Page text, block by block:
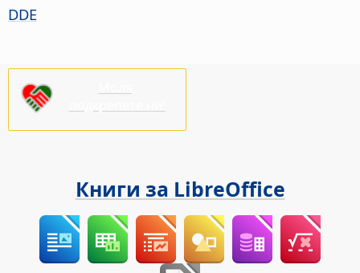
DDE
Книги за LibreOffice